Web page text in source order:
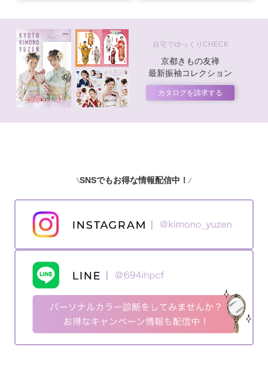
自宅でゆっくりCHECK
京都きもの友禅
最新振袖コレクション
カタログを請求する
SNSでもお得な情報配信中！